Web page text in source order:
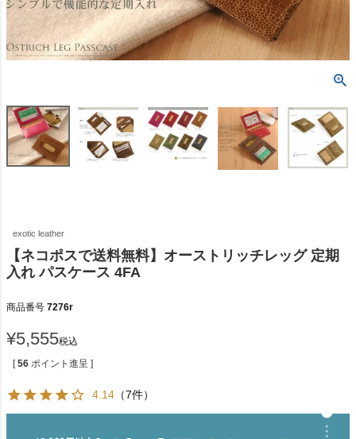
exotic leather
【ネコポスで送料無料】オーストリッチレッグ 定期
入れ パスケース 4FA
商品番号 7276r
¥5,555税込
[ 56 ポイント進呈 ]
4.14 （7件）